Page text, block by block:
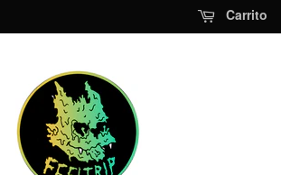
Carrito